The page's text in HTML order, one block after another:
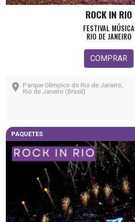
ROCK IN RIO
FESTIVAL MÚSICA
RIO DE JANEIRO
COMPRAR
Parque Olímpico do Rio de Janeiro,
Rio de Janeiro (Brasil)
PAQUETES